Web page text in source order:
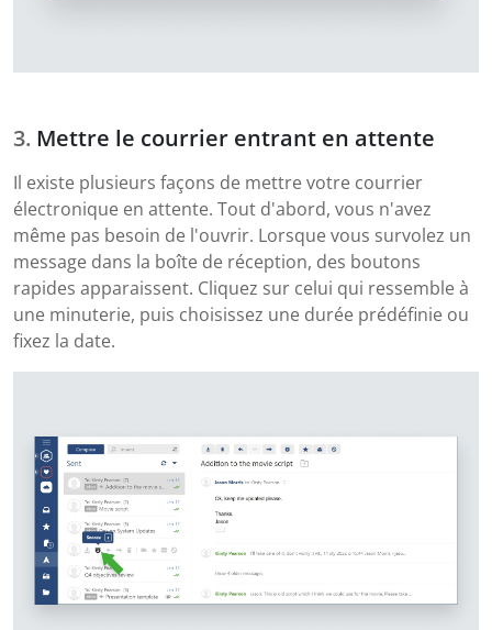
Mettre le courrier entrant en attente
Il existe plusieurs façons de mettre votre courrier
électronique en attente. Tout d'abord, vous n'avez
même pas besoin de l'ouvrir. Lorsque vous survolez un
message dans la boîte de réception, des boutons
rapides apparaissent. Cliquez sur celui qui ressemble à
une minuterie, puis choisissez une durée prédéfinie ou
fixez la date.